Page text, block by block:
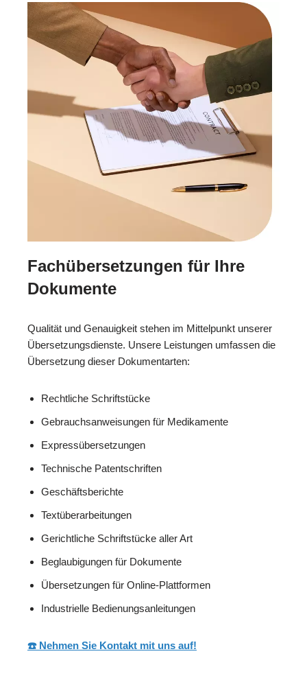
Fachübersetzungen für Ihre
Dokumente
Qualität und Genauigkeit stehen im Mittelpunkt unserer
Übersetzungsdienste. Unsere Leistungen umfassen die
Übersetzung dieser Dokumentarten:
Rechtliche Schriftstücke
Gebrauchsanweisungen für Medikamente
Expressübersetzungen
Technische Patentschriften
Geschäftsberichte
Textüberarbeitungen
Gerichtliche Schriftstücke aller Art
Beglaubigungen für Dokumente
Übersetzungen für Online-Plattformen
Industrielle Bedienungsanleitungen
☎️ Nehmen Sie Kontakt mit uns auf!